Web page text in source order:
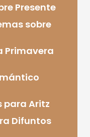
Presente
sobre
Primavera
para Aritz
Difuntos